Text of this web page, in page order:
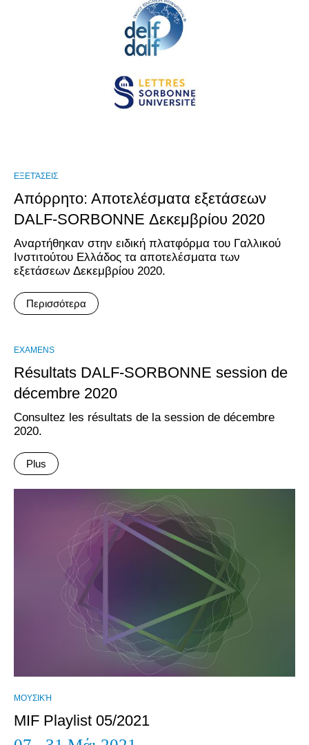
ΕΞΕΤΆΣΕΙΣ
Απόρρητο: Αποτελέσματα εξετάσεων
DALF-SORBONNE Δεκεμβρίου 2020
Αναρτήθηκαν στην ειδική πλατφόρμα του Γαλλικού
Ινστιτούτου Ελλάδος τα αποτελέσματα των
εξετάσεων Δεκεμβρίου 2020.
Περισσότερα
EXAMENS
Résultats DALF-SORBONNE session de
décembre 2020
Consultez les résultats de la session de décembre
2020.
Plus
ΜΟΥΣΙΚΉ
MIF Playlist 05/2021